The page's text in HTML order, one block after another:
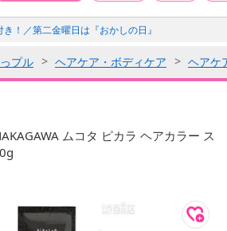
！／第二金曜日は『おかしの日』
プル ヘアケア・ボディケア ヘアケ
ムコタ ピカラ ヘアカラー ス